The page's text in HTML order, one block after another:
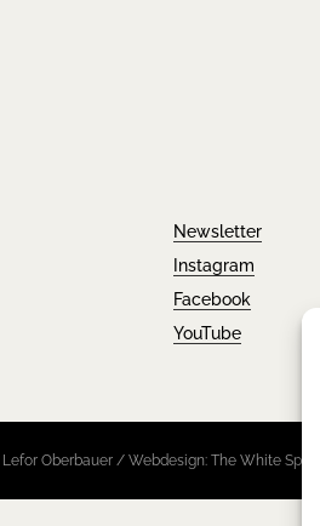
Newsletter
Instagram
Facebook
YouTube
Lefor Oberbauer / Webdesign: The White Space